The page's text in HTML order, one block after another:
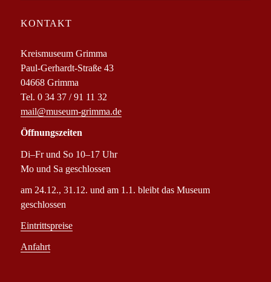
KONTAKT
Kreismuseum Grimma
Paul-Gerhardt-Straße 43
04668 Grimma
Tel. 0 34 37 / 91 11 32
mail@museum-grimma.de
Öffnungszeiten
Di–Fr und So 10–17 Uhr
Mo und Sa geschlossen
am 24.12., 31.12. und am 1.1. bleibt das Museum
geschlossen
Eintrittspreise
Anfahrt